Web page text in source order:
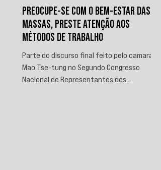
PREOCUPE-SE COM O BEM-ESTAR DAS
MASSAS, PRESTE ATENÇÃO AOS
MÉTODOS DE TRABALHO
Parte do discurso final feito pelo camarada
Mao Tse-tung no Segundo Congresso
Nacional de Representantes dos